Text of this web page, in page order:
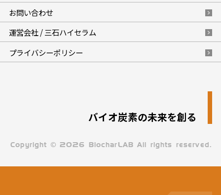
お問い合わせ
運営会社 / 三石ハイセラム
プライバシーポリシー
バイオ炭素の未来を創る
Copyright © 2026 BiocharLAB All rights reserved.